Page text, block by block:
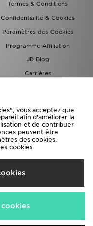
Termes & Conditions
Confidentialité & Cookies
Paramètres des Cookies
Programme Affiliation
JD Blog
Carrières
paiement suivantes
vous acceptez que
afin d'améliorer la
et de contribuer
peuvent être
des cookies.
cookies